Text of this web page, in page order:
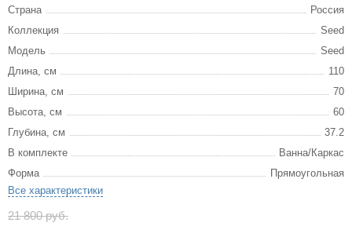
Страна
Россия
Коллекция
Seed
Модель
Seed
Длина, см
110
Ширина, см
70
Высота, см
60
Глубина, см
37.2
В комплекте
Ванна/Каркас
Форма
Прямоугольная
Все характеристики
21 800 руб.